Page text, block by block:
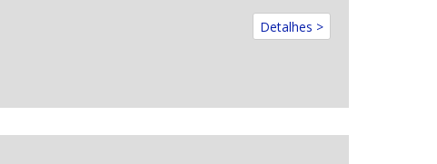
Detalhes >